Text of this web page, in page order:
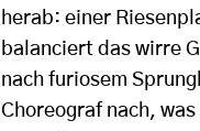
herab: einer
balanciert das wirre
nach furiosem
Choreograf nach,